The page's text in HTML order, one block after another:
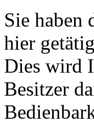
Sie haben
hier
Dies wird
Besitzer